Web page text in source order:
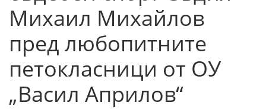
Михаил Михайлов
пред любопитните
петокласници от ОУ
„Васил Априлов“